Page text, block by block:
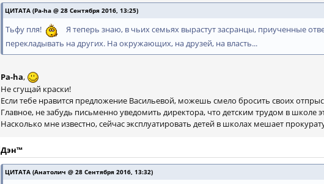
ЦИТАТА (Pa-ha @ 28 Сентября 2016, 13:25)
Тьфу пля!
Я теперь знаю, в чьих семьях вырастут засранцы, приученные
перекладывать на других. На окружающих, на друзей, на власть...
Pa-ha,
Не сгущай краски!
Если тебе нравится предложение Васильевой, можешь смело бросить своих
Главное, не забудь письменно уведомить директора, что детским трудом в школе
Насколько мне известно, сейчас эксплуатировать детей в школах мешает
Дэн™
ЦИТАТА (Анатолич @ 28 Сентября 2016, 13:32)